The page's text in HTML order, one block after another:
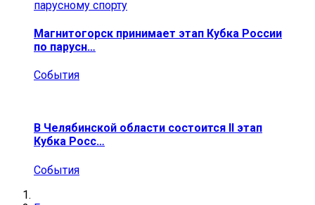
Магнитогорск принимает этап Кубка России
по парусн…
События
В Челябинской области состоится II этап
Кубка Росс…
События